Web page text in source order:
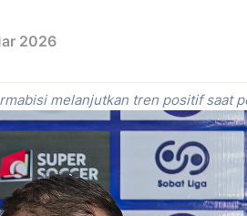
2026
melanjutkan tren positif saat